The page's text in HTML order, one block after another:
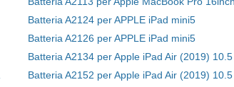
Batteria A2124 per APPLE iPad mini5
Batteria A2126 per APPLE iPad mini5
Batteria A2134 per Apple iPad Air (2019)
Batteria A2152 per Apple iPad Air (2019)